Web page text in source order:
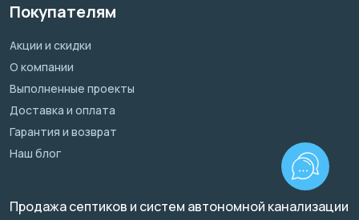
Покупателям
Акции и скидки
О компании
Выполненные проекты
Доставка и оплата
Гарантия и возврат
Наш блог
Продажа септиков и систем автономной канализации